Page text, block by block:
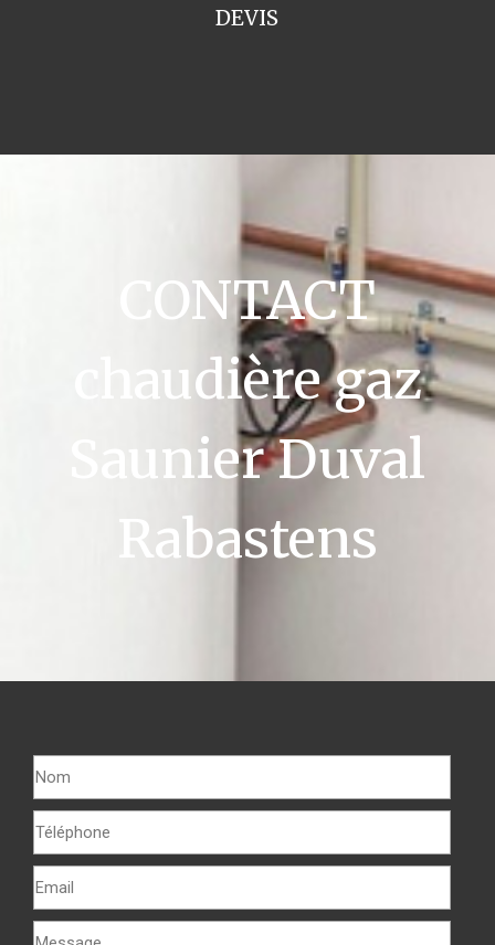
DEVIS
CONTACT
chaudière gaz
Saunier Duval
Rabastens